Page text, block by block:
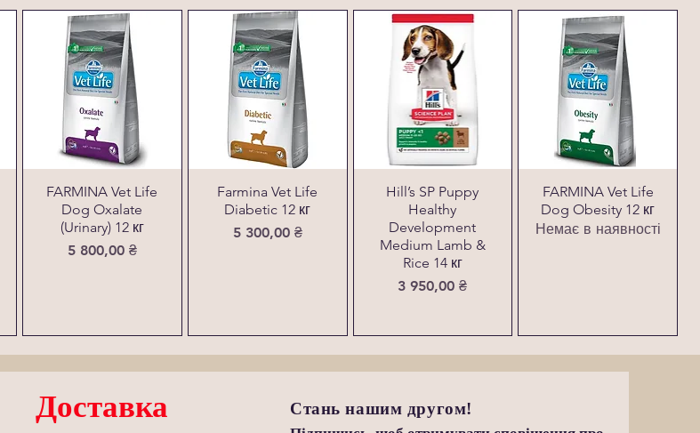
FARMINA Vet Life
Dog Oxalate
(Urinary) 12 кг
Ціна
5 800,00 ₴
Farmina Vet Life
Diabetic 12 кг
Ціна
5 300,00 ₴
Hill’s SP Puppy
Healthy
Development
Medium Lamb &
Rice 14 кг
Ціна
3 950,00 ₴
FARMINA Vet Life
Dog Obesity 12 кг
Немає в наявності
Доставка
Стань нашим другом!